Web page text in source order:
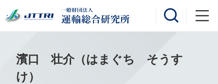
濱口 壮介（はまぐち そうす
け）